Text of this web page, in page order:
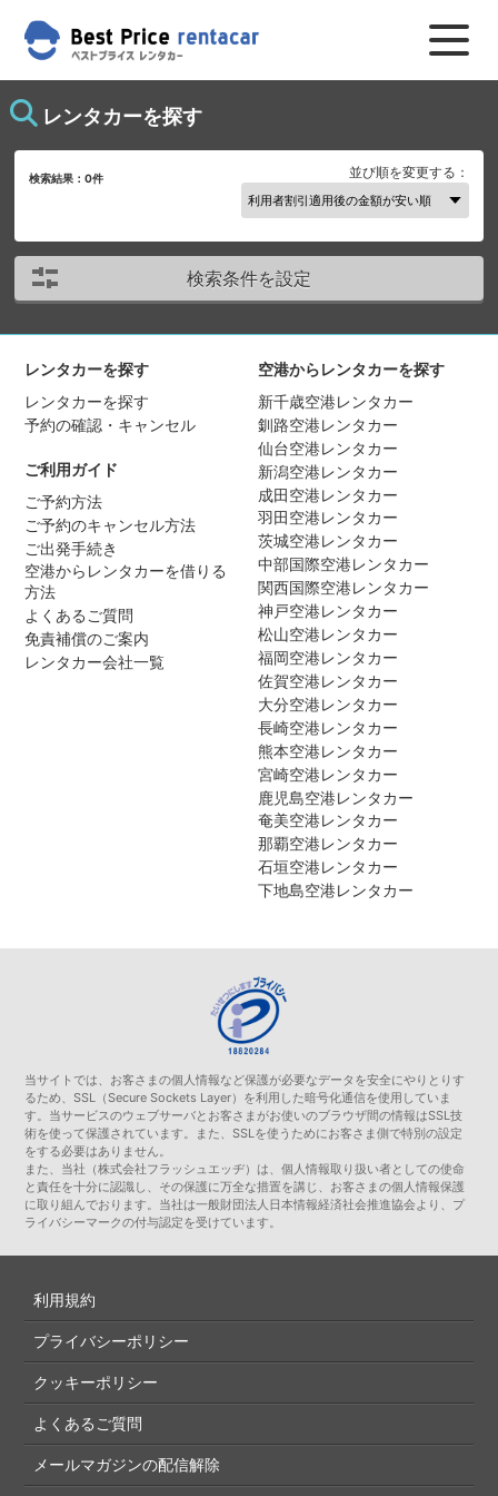
レンタカーを探す
検索結果：0件 並び順を変更する：
検索条件を設定
レンタカーを探す
レンタカーを探す
予約の確認・キャンセル
ご利用ガイド
ご予約方法
ご予約のキャンセル方法
ご出発手続き
空港からレンタカーを借りる
方法
よくあるご質問
免責補償のご案内
レンタカー会社一覧
空港からレンタカーを探す
新千歳空港レンタカー
釧路空港レンタカー
仙台空港レンタカー
新潟空港レンタカー
成田空港レンタカー
羽田空港レンタカー
茨城空港レンタカー
中部国際空港レンタカー
関西国際空港レンタカー
神戸空港レンタカー
松山空港レンタカー
福岡空港レンタカー
佐賀空港レンタカー
大分空港レンタカー
長崎空港レンタカー
熊本空港レンタカー
宮崎空港レンタカー
鹿児島空港レンタカー
奄美空港レンタカー
那覇空港レンタカー
石垣空港レンタカー
下地島空港レンタカー
当サイトでは、お客さまの個人情報など保護が必要なデータを安全にやりとりす
るため、SSL（Secure Sockets Layer）を利用した暗号化通信を使用していま
す。当サービスのウェブサーバとお客さまがお使いのブラウザ間の情報はSSL技
術を使って保護されています。また、SSLを使うためにお客さま側で特別の設定
をする必要はありません。
また、当社（株式会社フラッシュエッヂ）は、個人情報取り扱い者としての使命
と責任を十分に認識し、その保護に万全な措置を講じ、お客さまの個人情報保護
に取り組んでおります。当社は一般財団法人日本情報経済社会推進協会より、プ
ライバシーマークの付与認定を受けています。
利用規約
プライバシーポリシー
クッキーポリシー
よくあるご質問
メールマガジンの配信解除